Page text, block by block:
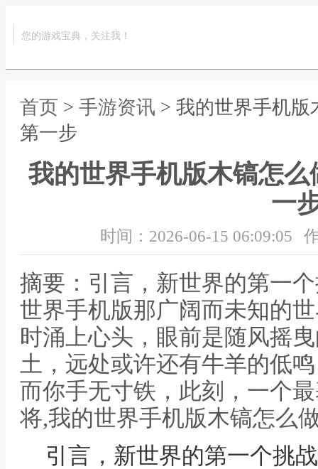
您的游戏宝典，关注我！
首页 > 手游资讯 > 我的世界手机
第一步
我的世界手机版木镐怎
一
时间：2026-06-15 06:09:05
摘要：引言，新世界的第一
世界手机版那广阔而未知的
时涌上心头，眼前是随风摇
土，远处或许还有牛羊的低
而你手无寸铁，此刻，一个
将,我的世界手机版木镐怎么
引言，新世界的第一个挑战